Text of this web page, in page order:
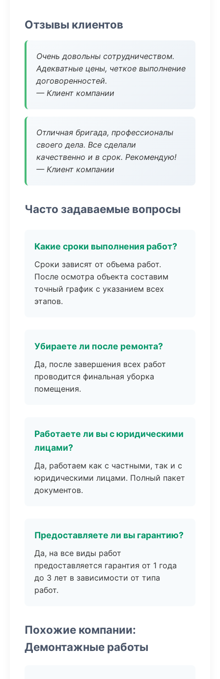
Отзывы клиентов
Очень довольны сотрудничеством.
Адекватные цены, четкое выполнение
договоренностей.
— Клиент компании
Отличная бригада, профессионалы
своего дела. Все сделали
качественно и в срок. Рекомендую!
— Клиент компании
Часто задаваемые вопросы
Какие сроки выполнения работ?
Сроки зависят от объема работ.
После осмотра объекта составим
точный график с указанием всех
этапов.
Убираете ли после ремонта?
Да, после завершения всех работ
проводится финальная уборка
помещения.
Работаете ли вы с юридическими
лицами?
Да, работаем как с частными, так и с
юридическими лицами. Полный пакет
документов.
Предоставляете ли вы гарантию?
Да, на все виды работ
предоставляется гарантия от 1 года
до 3 лет в зависимости от типа
работ.
Похожие компании:
Демонтажные работы